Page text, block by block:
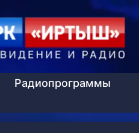
Радиопрограммы